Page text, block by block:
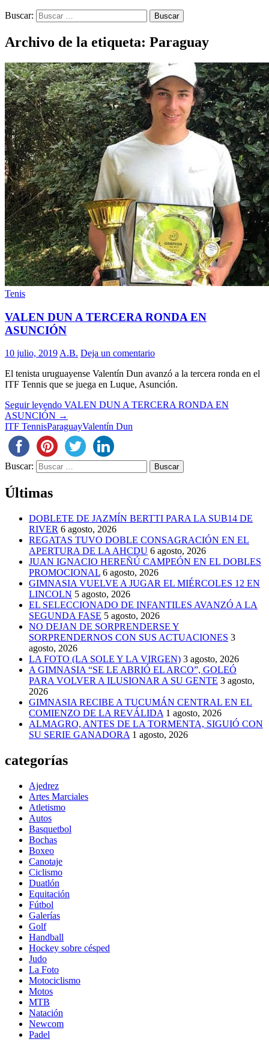
Buscar:
Archivo de la etiqueta: Paraguay
Tenis
VALEN DUN A TERCERA RONDA EN
ASUNCIÓN
10 julio, 2019 A.B. Deja un comentario
El tenista uruguayense Valentín Dun avanzó a la tercera ronda en el
ITF Tennis que se juega en Luque, Asunción.
Seguir leyendo VALEN DUN A TERCERA RONDA EN
ASUNCIÓN →
ITF TennisParaguayValentín Dun
Buscar:
Últimas
DOBLETE DE JAZMÍN BERTTI PARA LA SUB14 DE
RIVER 6 agosto, 2026
REGATAS TUVO DOBLE CONSAGRACIÓN EN EL
APERTURA DE LA AHCDU 6 agosto, 2026
JUAN IGNACIO HEREÑÚ CAMPEÓN EN EL DOBLES
PROMOCIONAL 6 agosto, 2026
GIMNASIA VUELVE A JUGAR EL MIÉRCOLES 12 EN
LINCOLN 5 agosto, 2026
EL SELECCIONADO DE INFANTILES AVANZÓ A LA
SEGUNDA FASE 5 agosto, 2026
NO DEJAN DE SORPRENDERSE Y
SORPRENDERNOS CON SUS ACTUACIONES 3
agosto, 2026
LA FOTO (LA SOLE Y LA VIRGEN) 3 agosto, 2026
A GIMNASIA “SE LE ABRIÓ EL ARCO”, GOLEÓ
PARA VOLVER A ILUSIONAR A SU GENTE 3 agosto,
2026
GIMNASIA RECIBE A TUCUMÁN CENTRAL EN EL
COMIENZO DE LA REVÁLIDA 1 agosto, 2026
ALMAGRO, ANTES DE LA TORMENTA, SIGUIÓ CON
SU SERIE GANADORA 1 agosto, 2026
categorías
Ajedrez
Artes Marciales
Atletismo
Autos
Basquetbol
Bochas
Boxeo
Canotaje
Ciclismo
Duatlón
Equitación
Fútbol
Galerías
Golf
Handball
Hockey sobre césped
Judo
La Foto
Motociclismo
Motos
MTB
Natación
Newcom
Padel